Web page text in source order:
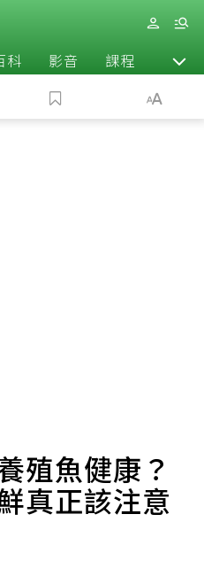
科 影音 課程 退休
殖魚健康？
真正該注意